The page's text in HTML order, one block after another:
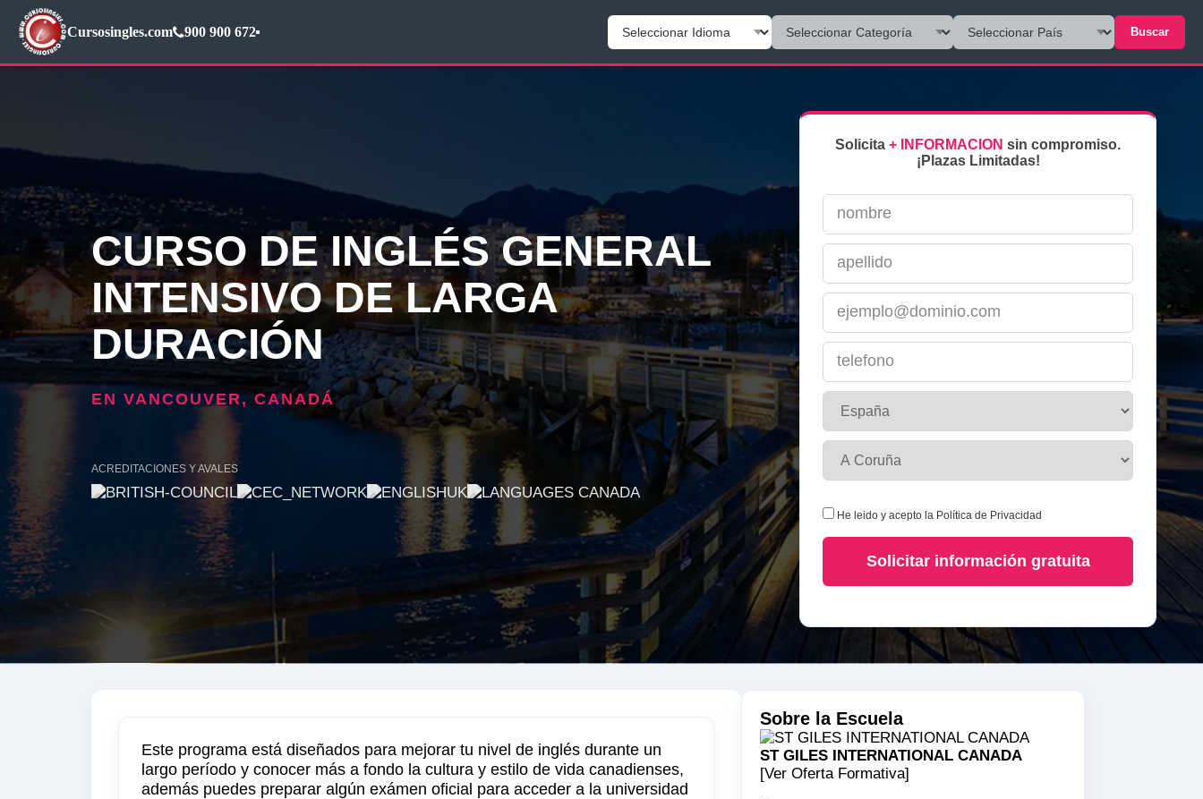
Cursosingles.com 900 900 672 Buscar
CURSO DE INGLÉS GENERAL
INTENSIVO DE LARGA
DURACIÓN
EN VANCOUVER, CANADÁ
ACREDITACIONES Y AVALES
Solicita + INFORMACION sin compromiso.
¡Plazas Limitadas!
He leido y acepto la Política de Privacidad
Solicitar información gratuita
Este programa está diseñados para mejorar tu nivel de inglés durante un
largo período y conocer más a fondo la cultura y estilo de vida canadienses,
además puedes preparar algún exámen oficial para acceder a la universidad
Sobre la Escuela
ST GILES INTERNATIONAL CANADA
[Ver Oferta Formativa]